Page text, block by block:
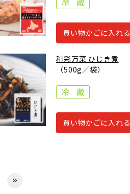
買い物かごに入れる
和彩万菜 ひじき煮
（500g／袋）
買い物かごに入れる